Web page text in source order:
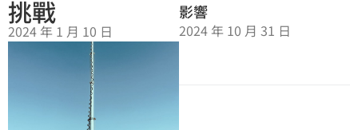
挑戰
2024 年 1 月 10 日
影響
2024 年 10 月 31 日